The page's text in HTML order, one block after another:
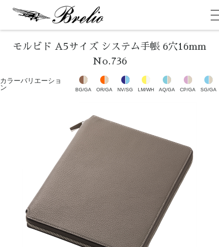
モルビド A5サイズ システム手帳 6穴16mm
No.736
カラーバリエーショ
ン
BG/GA OR/GA NV/SG LM/WH AQ/GA CP/GA SG/GA